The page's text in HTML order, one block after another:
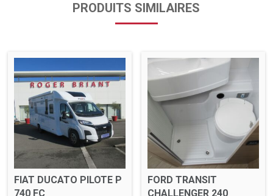
PRODUITS SIMILAIRES
FIAT DUCATO PILOTE P
740 FC
FORD TRANSIT
CHALLENGER 240